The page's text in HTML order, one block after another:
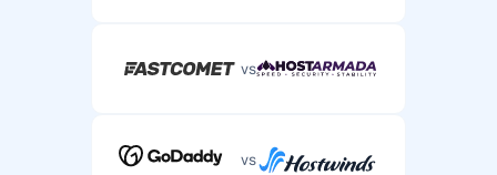
vs
vs